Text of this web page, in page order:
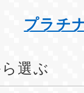
プラチ
選ぶ